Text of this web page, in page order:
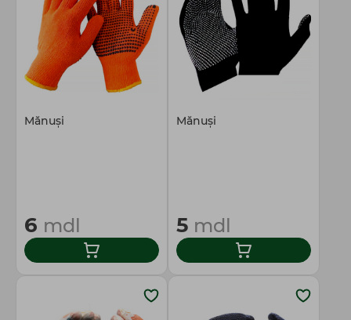
Totul pentru gospodărie
Mănuși
6 mdl
Mănuși
5 mdl